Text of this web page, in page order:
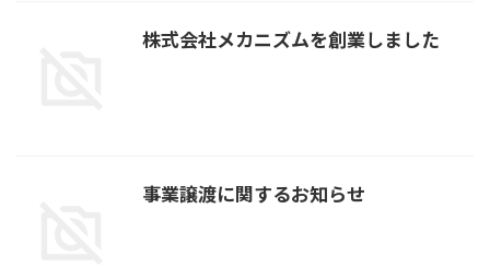
株式会社メカニズムを創業しました
事業譲渡に関するお知らせ